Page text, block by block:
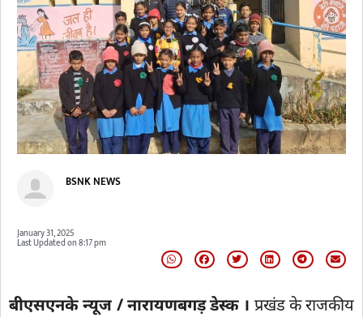
BSNK NEWS
January 31, 2025
Last Updated on8:17 pm
बीएसएनके न्यूज / नारायणबगड़ डेस्क । प्रखंड के राजकीय